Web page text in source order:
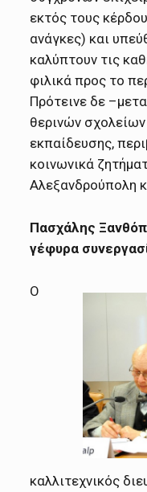
εκτός τους
ανάγκες) και
καλύπτουν τις
φιλικά προς το
Πρότεινε δε
θερινών
εκπαίδευσης,
κοινωνικά
Αλεξανδρούπολη
Πασχάλης
γέφυρα
Ο
καλλιτεχνικός